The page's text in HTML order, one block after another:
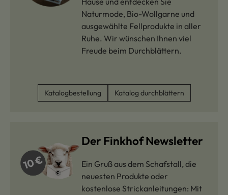
Naturmode, Bio-Wollgarne und
ausgewählte Fellprodukte in aller
Ruhe. Wir wünschen Ihnen viel
Freude beim Durchblättern.
Katalogbestellung Katalog durchblättern
Der Finkhof Newsletter
Ein Gruß aus dem Schafstall, die
neuesten Produkte oder
kostenlose Strickanleitungen: Mit